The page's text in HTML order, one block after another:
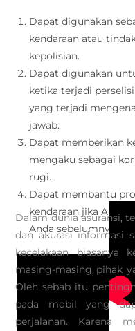
Dapat digunakan
kendaraan atau
kepolisian.
Dapat digunakan
ketika terjadi
yang terjadi
jawab.
Dapat memberikan
mengaku sebagai
rugi.
Dapat membantu
kendaraan jika Anda
Anda sebelumnya.
Dalam dunia asuransi,
dan akurasi informasi
kecelakaan biasanya
masing-masing pihak
Oleh sebab itu
pada mobil yang
perjalanan. Karena